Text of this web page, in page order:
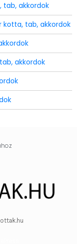
tab, akkordok
kotta, tab, akkordok
akkordok